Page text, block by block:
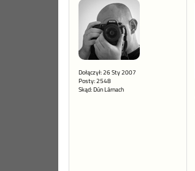
Dołączył: 26 Sty 2007
Posty: 2548
Skąd: Dún Lárnach